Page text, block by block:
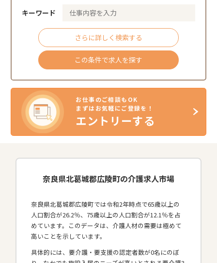
キーワード
さらに詳しく検索する
この条件で求人を探す
お仕事のご相談もOK
まずはお気軽にご登録を！
エントリーする
奈良県北葛城郡広陵町の介護求人市場
奈良県北葛城郡広陵町では令和2年時点で65歳以上の
人口割合が26.2％、75歳以上の人口割合が12.1％を占
めています。このデータは、介護人材の需要は極めて
高いことを示しています。
具体的には、要介護・要支援の認定者数が0名にのぼ